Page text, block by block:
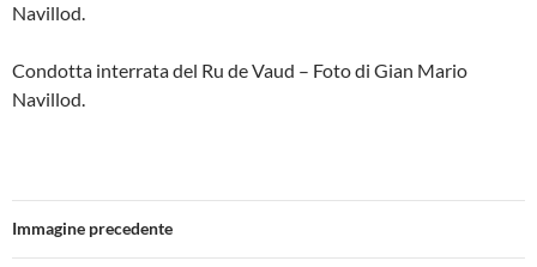
Navillod.
Condotta interrata del Ru de Vaud – Foto di Gian Mario
Navillod.
Immagine precedente